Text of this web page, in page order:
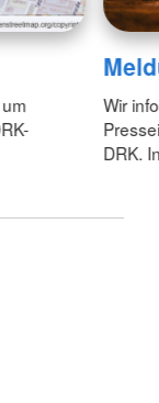
Wir
DRK.